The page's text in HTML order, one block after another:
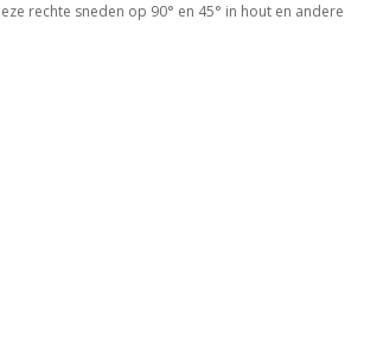
rechte sneden op 90° en 45° in hout en andere